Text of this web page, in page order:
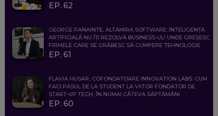
EP. 62
GEORGE PANAINTE, ALTAMIRA SOFTWARE: INTELIGENȚA
ARTIFICIALĂ NU ÎȚI REZOLVĂ BUSINESS-UL! UNDE GREȘESC
FIRMELE CARE SE GRĂBESC SĂ CUMPERE TEHNOLOGIE
EP. 61
FLAVIA HUSAR, COFONDATOARE INNOVATION LABS: CUM
FACI PASUL DE LA STUDENT LA VIITOR FONDATOR DE
START-UP TECH, ÎN NUMAI CÂTEVA SĂPTĂMÂNI
EP. 60